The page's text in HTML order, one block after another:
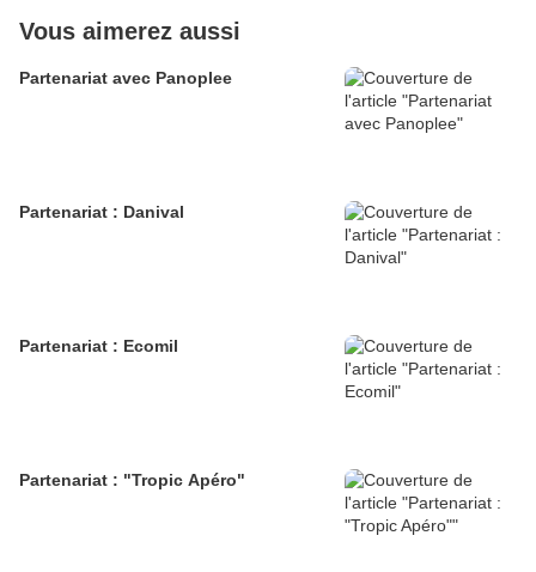
Vous aimerez aussi
Partenariat avec Panoplee
Partenariat : Danival
Partenariat : Ecomil
Partenariat : "Tropic Apéro"